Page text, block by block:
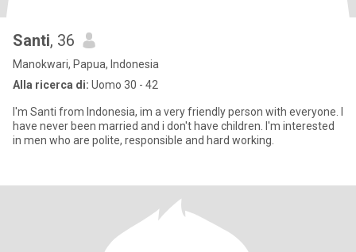
Santi, 36
Manokwari, Papua, Indonesia
Alla ricerca di: Uomo 30 - 42
I'm Santi from Indonesia, im a very friendly person with everyone. I
have never been married and i don't have children. I'm interested
in men who are polite, responsible and hard working.